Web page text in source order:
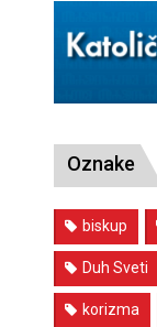
Oznake
biskup
Duh Sveti
korizma